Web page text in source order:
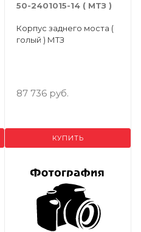
50-2401015-14 ( МТЗ )
Корпус заднего моста (
голый ) МТЗ
87 736 руб.
КУПИТЬ